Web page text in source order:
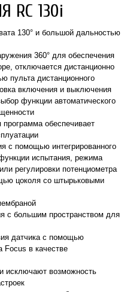
RC 130i
130° и большой дальностью
360° для обеспечения
отключается дистанционно
пульта дистанционного
включения и выключения
функции автоматического
обеспечивает
с помощью интегрированного
испытания, режима
регулировки потенциометра
цоколя со штырьковыми
с большим пространством для
датчика с помощью
Focus в качестве
исключают возможность